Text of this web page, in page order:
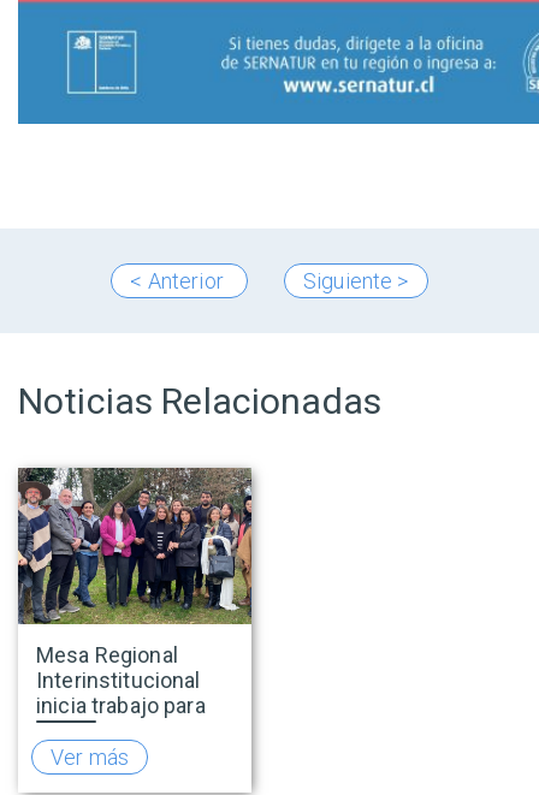
< Anterior Siguiente >
Noticias Relacionadas
Mesa Regional
Interinstitucional
inicia trabajo para
fortalecer el
turismo rural en
O’Higgins
Ver más